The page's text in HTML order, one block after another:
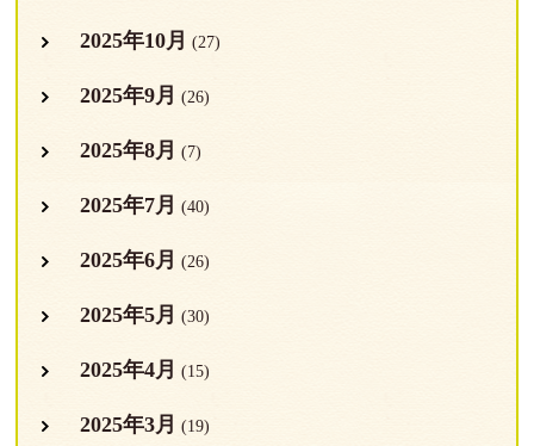
2025年10月 (27)
2025年9月 (26)
2025年8月 (7)
2025年7月 (40)
2025年6月 (26)
2025年5月 (30)
2025年4月 (15)
2025年3月 (19)